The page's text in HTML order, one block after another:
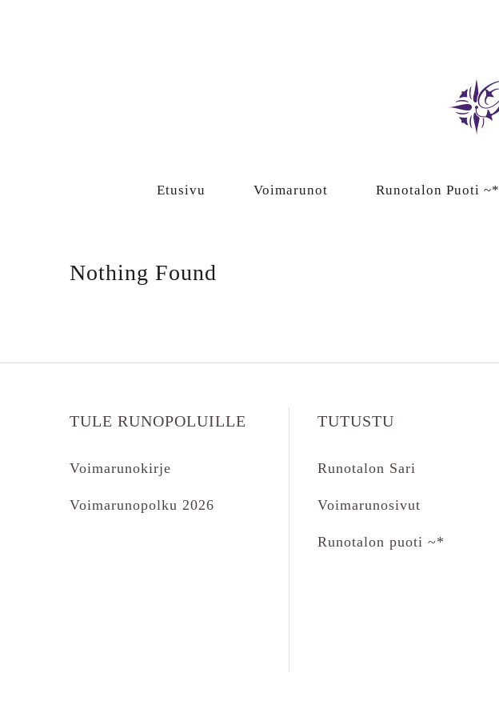
Etusivu Voimarunot Runotalon Puoti ~*
Nothing Found
TULE RUNOPOLUILLE
Voimarunokirje
Voimarunopolku 2026
TUTUSTU
Runotalon Sari
Voimarunosivut
Runotalon puoti ~*